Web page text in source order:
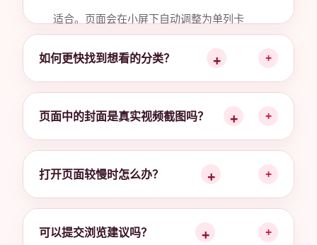
适合。页面会在小屏下自动调整为单列卡
片，按钮尺寸和文字间距也会随屏幕优化。
如何更快找到想看的分类？ +
页面中的封面是真实视频截图吗？ +
打开页面较慢时怎么办？ +
可以提交浏览建议吗？ +